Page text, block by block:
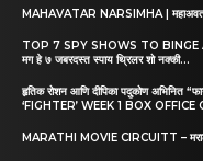
MAHAVATAR NARSIMHA |
TOP 7 SPY SHOWS TO BINGE
मग हे ७ जबरदस्त स्पाय थ्रिलर शो नक्की...
हृतिक रोशन आणि दीपिका पदुकोण अभिनित
‘FIGHTER’ WEEK 1 BOX OFFICE
MARATHI MOVIE CIRCUITT –